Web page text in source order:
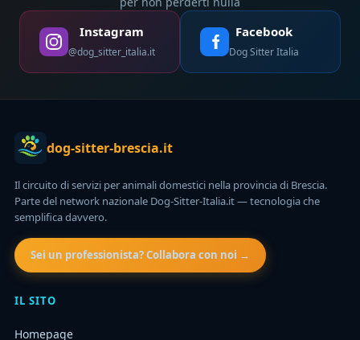
Instagram
@dog_sitter_italia.it
Facebook
Dog Sitter Italia
dog-sitter-brescia.it
Il circuito di servizi per animali domestici nella provincia di Brescia.
Parte del network nazionale Dog-Sitter-Italia.it — tecnologia che
semplifica davvero.
Sei un professionista? Collabora con noi →
IL SITO
Homepage